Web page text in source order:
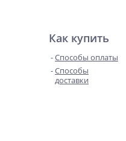
Как купить
Способы оплаты
Способы
доставки